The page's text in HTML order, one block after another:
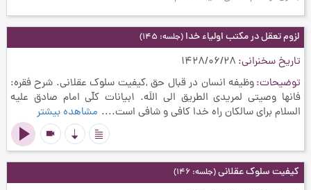
لزوم تعقل در مکتب اولیاء خدا (جلسه: 145)
videocam
تاریخ سخنرانی 1428/06/28
توضیحات وظیفه انسان در قبال حق ,کیفیت سلوک عقلانی. شرح فقره:
فانها وصیتی لمریدی الطریق الی اللَه. 1بيانات كلّي امام صادق علیه
السلام براي سالكان راه خدا كافي و شافي است.... مشاهده بیشتر
کیفیت سلوک عقلانی(جلسه: 146)